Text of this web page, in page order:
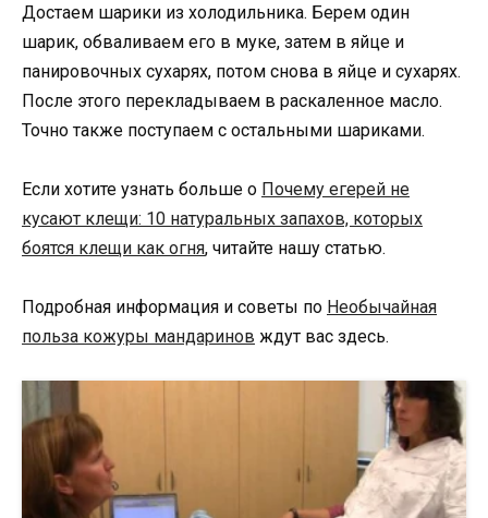
Достаем шарики из холодильника. Берем один
шарик, обваливаем его в муке, затем в яйце и
панировочных сухарях, потом снова в яйце и сухарях.
После этого перекладываем в раскаленное масло.
Точно также поступаем с остальными шариками.
Если хотите узнать больше о Почему егерей не
кусают клещи: 10 натуральных запахов, которых
боятся клещи как огня, читайте нашу статью.
Подробная информация и советы по Необычайная
польза кожуры мандаринов ждут вас здесь.